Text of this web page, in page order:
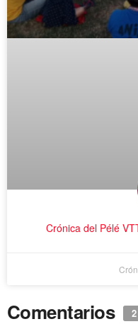
Crónica del Pélé
Comentarios 2